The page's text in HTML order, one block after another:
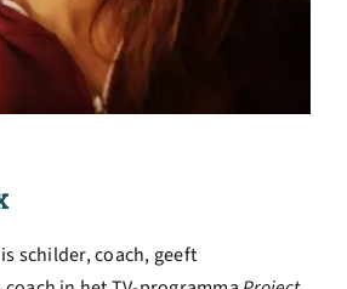
schilder, coach, geeft